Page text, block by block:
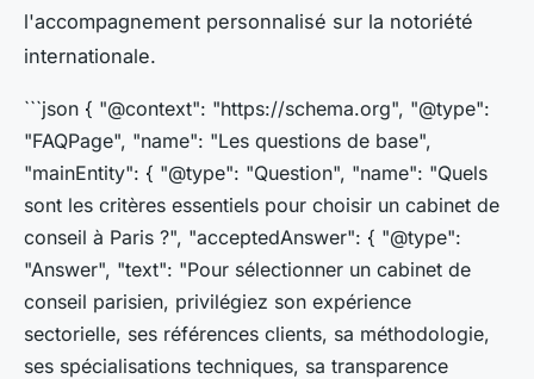
l'accompagnement personnalisé sur la notoriété
internationale.
```json { "@context": "https://schema.org", "@type":
"FAQPage", "name": "Les questions de base",
"mainEntity": { "@type": "Question", "name": "Quels
sont les critères essentiels pour choisir un cabinet de
conseil à Paris ?", "acceptedAnswer": { "@type":
"Answer", "text": "Pour sélectionner un cabinet de
conseil parisien, privilégiez son expérience
sectorielle, ses références clients, sa méthodologie,
ses spécialisations techniques, sa transparence